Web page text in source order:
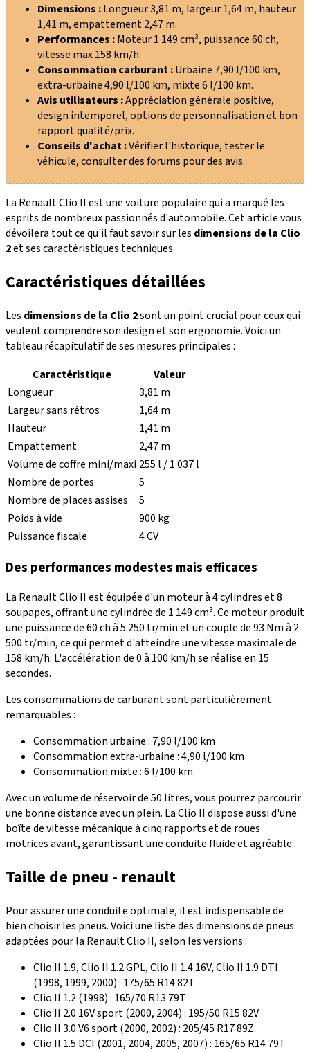
Dimensions :Longueur 3,81 m, largeur 1,64 m, hauteur
1,41 m, empattement 2,47 m.
Performances :Moteur 1 149 cm³, puissance 60 ch,
vitesse max 158 km/h.
Consommation carburant :Urbaine 7,90 l/100 km,
extra-urbaine 4,90 l/100 km, mixte 6 l/100 km.
Avis utilisateurs :Appréciation générale positive,
design intemporel, options de personnalisation et bon
rapport qualité/prix.
Conseils d'achat :Vérifier l'historique, tester le
véhicule, consulter des forums pour des avis.
La Renault Clio II est une voiture populaire qui a marqué les
esprits de nombreux passionnés d'automobile. Cet article vous
dévoilera tout ce qu'il faut savoir sur les dimensions de la Clio
2et ses caractéristiques techniques.
Caractéristiques détaillées
Les dimensions de la Clio 2sont un point crucial pour ceux qui
veulent comprendre son design et son ergonomie. Voici un
tableau récapitulatif de ses mesures principales :
Caractéristique
Valeur
Longueur
3,81 m
Largeur sans rétros
1,64 m
Hauteur
1,41 m
Empattement
2,47 m
Volume de coffre mini/maxi 255 l / 1 037 l
Nombre de portes
5
Nombre de places assises
5
Poids à vide
900 kg
Puissance fiscale
4 CV
Des performances modestes mais efficaces
La Renault Clio II est équipée d'un moteur à 4 cylindres et 8
soupapes, offrant unecylindrée de 1 149 cm³. Ce moteur produit
une puissance de60 chà 5 250 tr/min et un couple de 93 Nm à 2
500 tr/min, ce qui permet d'atteindre unevitesse maximale de
158 km/h. L'accélération de 0 à 100 km/h se réalise en 15
secondes.
Les consommations de carburant sont particulièrement
remarquables :
Consommation urbaine : 7,90 l/100 km
Consommation extra-urbaine : 4,90 l/100 km
Consommation mixte : 6 l/100 km
Avec unvolume de réservoirde 50 litres, vous pourrez parcourir
une bonne distance avec un plein. La Clio II dispose aussi d'une
boîte de vitesse mécanique à cinq rapports et de roues
motrices avant, garantissant une conduite fluide et agréable.
Taille de pneu - renault
Pour assurer une conduite optimale, il est indispensable de
bien choisir les pneus. Voici une liste des dimensions de pneus
adaptées pour la Renault Clio II, selon les versions :
Clio II 1.9, Clio II 1.2 GPL, Clio II 1.4 16V, Clio II 1.9 DTI
(1998, 1999, 2000) : 175/65 R14 82T
Clio II 1.2 (1998) : 165/70 R13 79T
Clio II 2.0 16V sport (2000, 2004) : 195/50 R15 82V
Clio II 3.0 V6 sport (2000, 2002) : 205/45 R17 89Z
Clio II 1.5 DCI (2001, 2004, 2005, 2007) : 165/65 R14 79T